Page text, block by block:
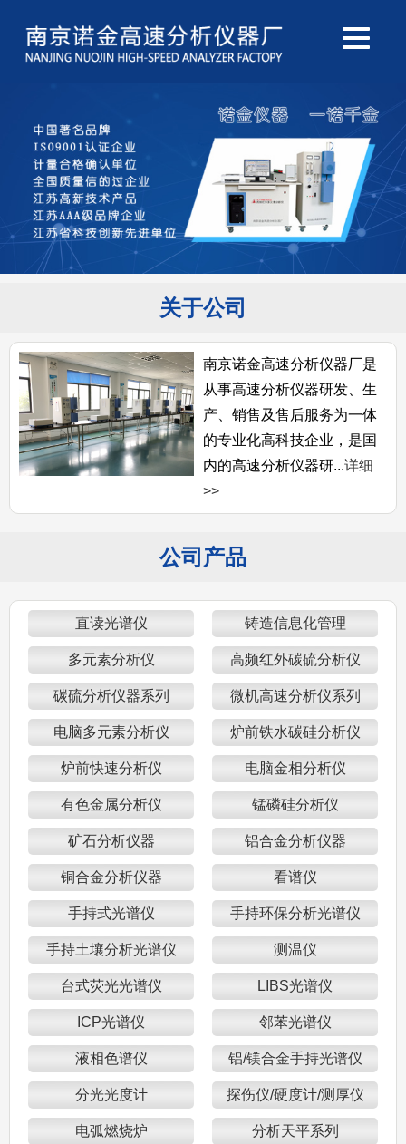
关于公司
南京诺金高速分析仪器厂是
从事高速分析仪器研发、生
产、销售及售后服务为一体
的专业化高科技企业，是国
内的高速分析仪器研...详细
>>
公司产品
直读光谱仪 铸造信息化管理
多元素分析仪 高频红外碳硫分析仪
碳硫分析仪器系列 微机高速分析仪系列
电脑多元素分析仪 炉前铁水碳硅分析仪
炉前快速分析仪 电脑金相分析仪
有色金属分析仪 锰磷硅分析仪
矿石分析仪器 铝合金分析仪器
铜合金分析仪器 看谱仪
手持式光谱仪 手持环保分析光谱仪
手持土壤分析光谱仪 测温仪
台式荧光光谱仪 LIBS光谱仪
ICP光谱仪 邻苯光谱仪
液相色谱仪 铝/镁合金手持光谱仪
分光光度计 探伤仪/硬度计/测厚仪
电弧燃烧炉 分析天平系列